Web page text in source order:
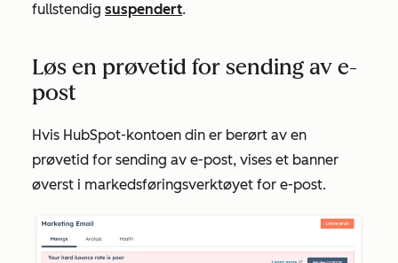
fullstendig suspendert.
Løs en prøvetid for sending av e-
post
Hvis HubSpot-kontoen din er berørt av en
prøvetid for sending av e-post, vises et banner
øverst i markedsføringsverktøyet for e-post.